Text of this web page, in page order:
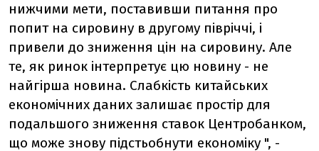
нижчими мети, поставивши питання про
попит на сировину в другому півріччі, і
привели до зниження цін на сировину. Але
те, як ринок інтерпретує цю новину - не
найгірша новина. Слабкість китайських
економічних даних залишає простір для
подальшого зниження ставок Центробанком,
що може знову підстьобнути економіку ", -